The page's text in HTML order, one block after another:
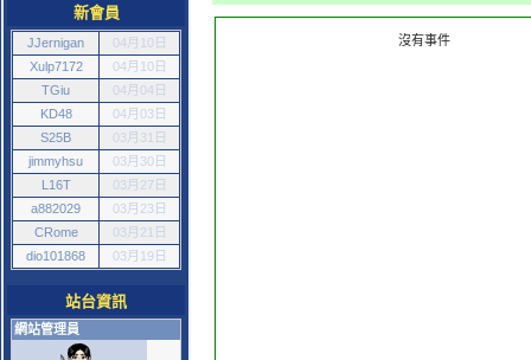
新會員
JJernigan
04月10日
Xulp7172
04月10日
TGiu
04月04日
KD48
04月03日
S25B
03月31日
jimmyhsu
03月30日
L16T
03月27日
a882029
03月23日
CRome
03月21日
dio101868
03月19日
站台資訊
網站管理員
沒有事件